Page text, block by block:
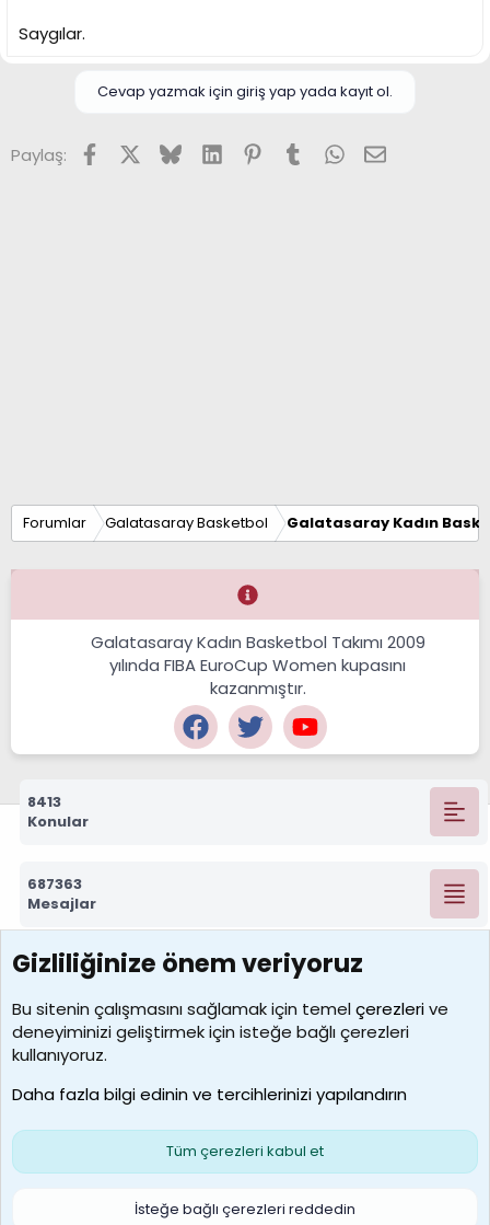
Saygılar.
Cevap yazmak için giriş yap yada kayıt ol.
Paylaş: FacebookX (Twitter)
BlueskyLinkedInPinterest
TumblrWhatsApp
E-posta
Forumlar Galatasaray Basketbol Galatasaray Kadın
Galatasaray Kadın Basketbol Takımı 2009
yılında FIBA EuroCup Women kupasını
kazanmıştır.
8413
Konular
687363
Mesajlar
7392
Kullanıcılar
MosesBrownHayranı
Son üye
Çerezler
S
Gizliliğinize önem veriyoruz
Bu sitenin çalışmasını sağlamak için temelçerezlerive
deneyiminizi geliştirmek için isteğe bağlı çerezleri
kullanıyoruz.
Daha fazla bilgi edinin ve tercihlerinizi yapılandırın
Tüm çerezleri kabul et
İsteğe bağlı çerezleri reddedin